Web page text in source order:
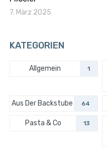
7. März 2025
KATEGORIEN
Allgemein 1
Aus Der Backstube 64
Pasta & Co 13